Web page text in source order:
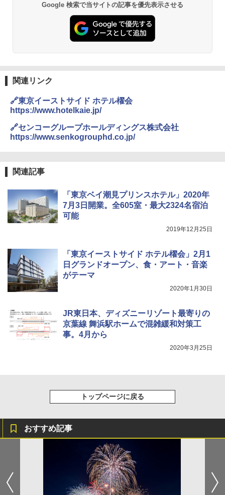
力的な町 2026～2027 地球の歩き方D アジア
￥2,079
地球の歩き方 スター・ウォーズ
￥2,695
ァキア 2026～2027 地球の歩き方A ヨーロッ
パ
PYKES PEAK (パイクスピーク) 着替えテン
ト プライバシー テント 【中が透けない】 1
人用 折りたたみ 防災グッズ 災害用トイレ ビ
ーチ ピクニック ポップアップテント 携帯 簡
ENDLESS BASE 《めざましテレビで紹介》
テント ワンタッチ RENEW 幅200 2-3人用 43
500002(88859)
￥5,999
ュ(BC仕様) PATC-150B(EB)
￥9,990
広げるだけ パッとサッとテント キューブワ
イド ブラックコーティング フルクローズ メ
ッシュ 4人用 簡単設置 ポップアップテント P
ATCW-150B エクルベージュ
GRANDOOR ステンレス保冷剤 2個セット 2
026リニューアル 急速冷凍 空間倍増 衛生的
コンパクト 保冷力長持ち
￥2,980
秒）射程5～10m 安全ロック搭載 携帯収納袋
付き ヒグマ・イノシシ対策 自治体・教育機
関の購入実績 登山・キャンプ・アウトドア・
防災用品 長期保存可能 緊急時用 日本国内発
送
レーム ドーム型 テント
￥14,800
通気窓付き】収納袋付き UVカット 防水 防災
コンパクト iimono117 (ブルー)
￥3,080
Google 検索で当サイトの記事を優先表示させる
関連リンク
🔗東京イーストサイド ホテル櫂会
https://www.hotelkaie.jp/
🔗センコーグループホールディングス株式会社
https://www.senkogrouphd.co.jp/
関連記事
「東京ベイ潮見プリンスホテル」2020年
7月3日開業。全605室・最大2324名宿泊
可能
2019年12月25日
「東京イーストサイド ホテル櫂会」2月1
日グランドオープン、食・アート・音楽
がテーマ
2020年1月30日
JR東日本、ディズニーリゾート最寄りの
京葉線 舞浜駅ホームで混雑緩和対策工
事。4月から
2020年3月25日
トップページに戻る
おすすめ記事